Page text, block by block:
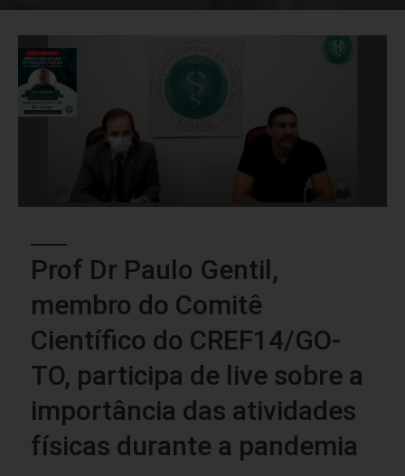
Prof Dr Paulo Gentil,
membro do Comitê
Científico do CREF14/GO-
TO, participa de live sobre a
importância das atividades
físicas durante a pandemia